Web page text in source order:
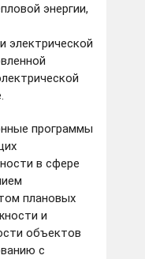
энергии,
электрической
программы
в сфере
плановых
и
объектов
с